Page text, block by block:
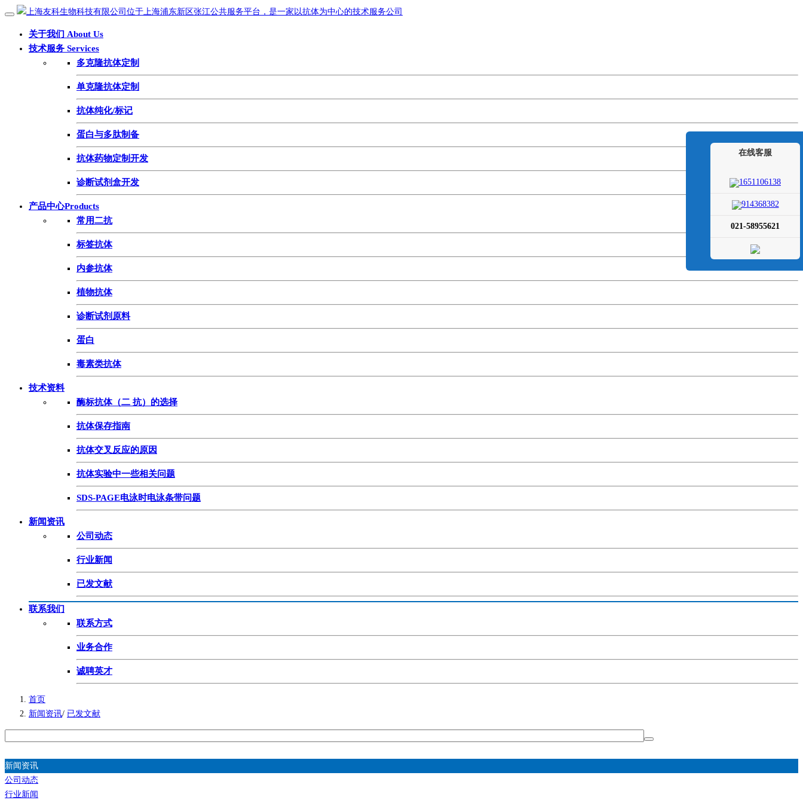
关于我们 About Us
技术服务 Services
多克隆抗体定制
单克隆抗体定制
抗体纯化/标记
蛋白与多肽制备
抗体药物定制开发
诊断试剂盒开发
产品中心Products
常用二抗
标签抗体
内参抗体
植物抗体
诊断试剂原料
蛋白
毒素类抗体
技术资料
酶标抗体（二 抗）的选择
抗体保存指南
抗体交叉反应的原因
抗体实验中一些相关问题
SDS-PAGE电泳时电泳条带问题
新闻资讯
公司动态
行业新闻
已发文献
联系我们
联系方式
业务合作
诚聘英才
首页
新闻资讯/ 已发文献
新闻资讯
公司动态
行业新闻
在线客服
1651106138
914368382
021-58955621